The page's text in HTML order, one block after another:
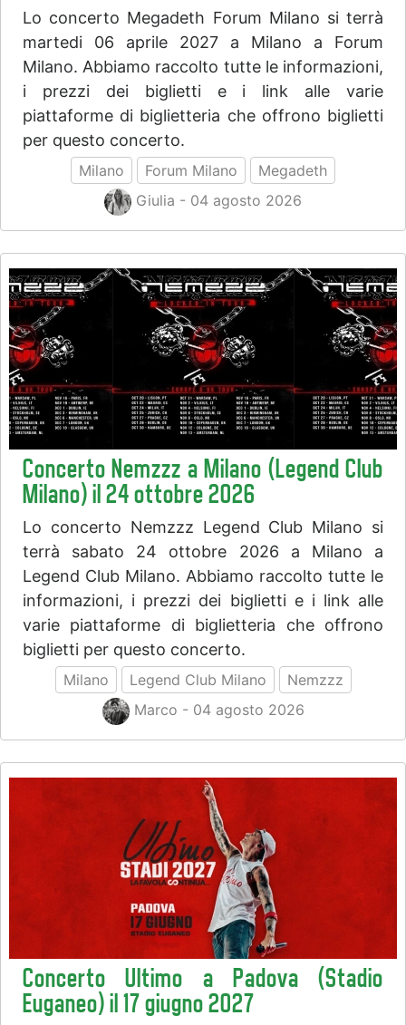
Lo concerto Megadeth Forum Milano si terrà
martedi 06 aprile 2027 a Milano a Forum
Milano. Abbiamo raccolto tutte le informazioni,
i prezzi dei biglietti e i link alle varie
piattaforme di biglietteria che offrono biglietti
per questo concerto.
Milano Forum Milano
Megadeth
Giulia - 04 agosto 2026
Concerto Nemzzz a Milano (Legend Club
Milano) il 24 ottobre 2026
Lo concerto Nemzzz Legend Club Milano si
terrà sabato 24 ottobre 2026 a Milano a
Legend Club Milano. Abbiamo raccolto tutte le
informazioni, i prezzi dei biglietti e i link alle
varie piattaforme di biglietteria che offrono
biglietti per questo concerto.
Milano Legend Club Milano
Nemzzz
Marco - 04 agosto 2026
Concerto Ultimo a Padova (Stadio
Euganeo) il 17 giugno 2027